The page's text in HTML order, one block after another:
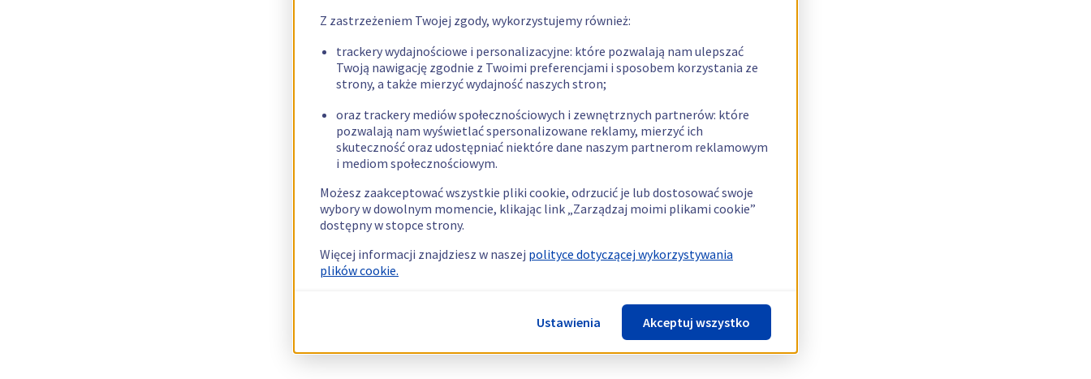
Z zastrzeżeniem Twojej zgody, wykorzystujemy również:
trackery wydajnościowe i personalizacyjne: które pozwalają nam ulepszać
Twoją nawigację zgodnie z Twoimi preferencjami i sposobem korzystania ze
strony, a także mierzyć wydajność naszych stron;
oraz trackery mediów społecznościowych i zewnętrznych partnerów: które
pozwalają nam wyświetlać spersonalizowane reklamy, mierzyć ich
skuteczność oraz udostępniać niektóre dane naszym partnerom reklamowym
i mediom społecznościowym.
Możesz zaakceptować wszystkie pliki cookie, odrzucić je lub dostosować swoje
wybory w dowolnym momencie, klikając link „Zarządzaj moimi plikami cookie”
dostępny w stopce strony.
Więcej informacji znajdziesz w naszej polityce dotyczącej wykorzystywania
plików cookie.
Ustawienia Akceptuj wszystko